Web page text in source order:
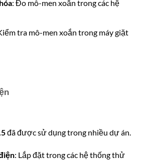
: Đo mô-men xoắn trong các hệ
tra mô-men xoắn trong máy giặt
đã được sử dụng trong nhiều dự án.
: Lắp đặt trong các hệ thống thử